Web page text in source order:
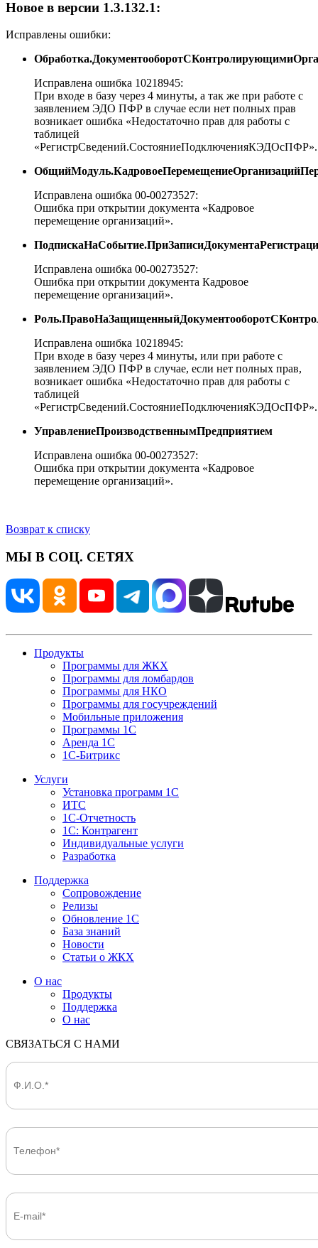
Новое в версии 1.3.132.1:
Исправлены ошибки:
Исправлена ошибка 10218945:
При входе в базу через 4 минуты, а так же при работе с
заявлением ЭДО ПФР в случае если нет полных прав
возникает ошибка «Недостаточно прав для работы с
таблицей
«РегистрСведений.СостояниеПодключенияКЭДОсПФР».
Исправлена ошибка 00-00273527:
Ошибка при открытии документа «Кадровое
перемещение организаций».
Исправлена ошибка 00-00273527:
Ошибка при открытии документа Кадровое
перемещение организаций».
Исправлена ошибка 10218945:
При входе в базу через 4 минуты, или при работе с
заявлением ЭДО ПФР в случае, если нет полных прав,
возникает ошибка «Недостаточно прав для работы с
таблицей
«РегистрСведений.СостояниеПодключенияКЭДОсПФР».
УправлениеПроизводственнымПредприятием
Исправлена ошибка 00-00273527:
Ошибка при открытии документа «Кадровое
перемещение организаций».
Возврат к списку
МЫ В СОЦ. СЕТЯХ
Продукты
Программы для ЖКХ
Программы для ломбардов
Программы для НКО
Программы для госучреждений
Мобильные приложения
Программы 1С
Аренда 1С
1С-Битрикс
Услуги
Установка программ 1С
ИТС
1С-Отчетность
1С: Контрагент
Индивидуальные услуги
Разработка
Поддержка
Сопровождение
Релизы
Обновление 1С
База знаний
Новости
Статьи о ЖКХ
О нас
Продукты
Поддержка
О нас
СВЯЗАТЬСЯ С НАМИ